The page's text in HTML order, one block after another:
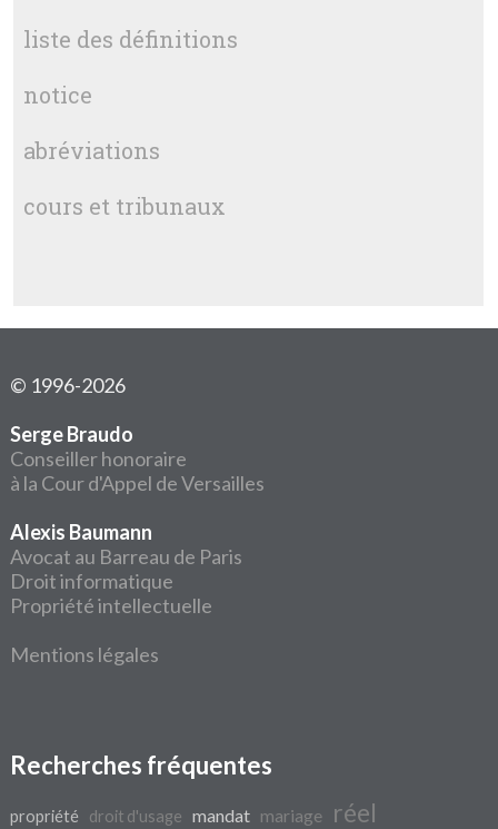
liste des définitions
notice
abréviations
cours et tribunaux
© 1996-2026
Serge Braudo
Conseiller honoraire
à la Cour d'Appel de Versailles
Alexis Baumann
Avocat au Barreau de Paris
Droit informatique
Propriété intellectuelle
Mentions légales
Recherches fréquentes
propriété droit d'usage mandat mariage réel